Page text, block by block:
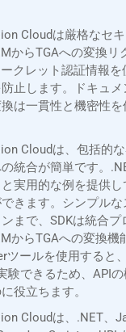
Cloudは厳格なセ
からTGAへの変換リ
クレット認証情報を
止します。ドキュ
は一貫性と機密性
Cloudは、包括的
統合が簡単です。
実用的な例を提供
きます。シンプル
まで、SDKは統合プ
からTGAへの変換機
ツールを使用すると
験できるため、API
役立ちます。
Cloudは、.NET、